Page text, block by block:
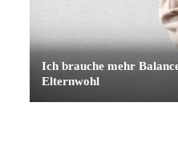
Ich brauche mehr
Elternwohl